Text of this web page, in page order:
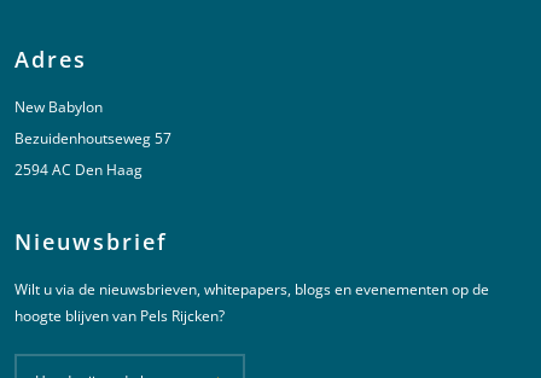
Adres
New Babylon
Bezuidenhoutseweg 57
2594 AC Den Haag
Nieuwsbrief
Wilt u via de nieuwsbrieven, whitepapers, blogs en evenementen op de
hoogte blijven van Pels Rijcken?